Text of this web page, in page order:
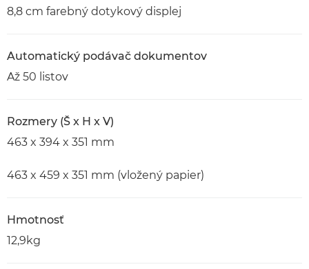
8,8 cm farebný dotykový displej
Automatický podávač dokumentov
Až 50 listov
Rozmery (Š x H x V)
463 x 394 x 351 mm
463 x 459 x 351 mm (vložený papier)
Hmotnosť
12,9kg